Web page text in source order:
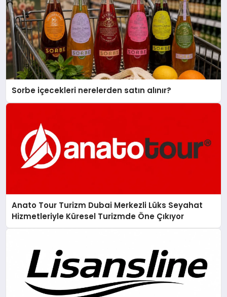
Sorbe içecekleri nerelerden satın alınır?
Anato Tour Turizm Dubai Merkezli Lüks Seyahat
Hizmetleriyle Küresel Turizmde Öne Çıkıyor